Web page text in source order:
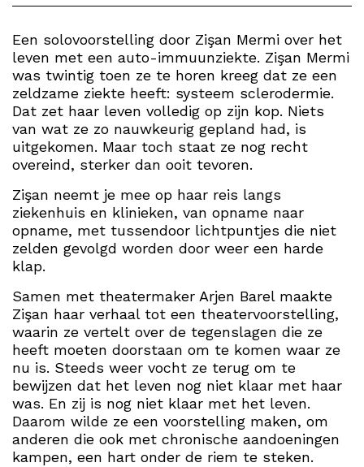
Een solovoorstelling door Zişan Mermi over het
leven met een auto-immuunziekte. Zişan Mermi
was twintig toen ze te horen kreeg dat ze een
zeldzame ziekte heeft: systeem sclerodermie.
Dat zet haar leven volledig op zijn kop. Niets
van wat ze zo nauwkeurig gepland had, is
uitgekomen. Maar toch staat ze nog recht
overeind, sterker dan ooit tevoren.
Zişan neemt je mee op haar reis langs
ziekenhuis en klinieken, van opname naar
opname, met tussendoor lichtpuntjes die niet
zelden gevolgd worden door weer een harde
klap.
Samen met theatermaker Arjen Barel maakte
Zişan haar verhaal tot een theatervoorstelling,
waarin ze vertelt over de tegenslagen die ze
heeft moeten doorstaan om te komen waar ze
nu is. Steeds weer vocht ze terug om te
bewijzen dat het leven nog niet klaar met haar
was. En zij is nog niet klaar met het leven.
Daarom wilde ze een voorstelling maken, om
anderen die ook met chronische aandoeningen
kampen, een hart onder de riem te steken.